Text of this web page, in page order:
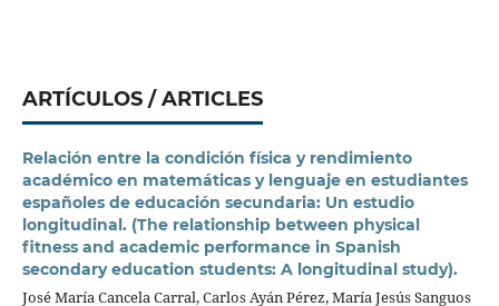
ARTÍCULOS / ARTICLES
Relación entre la condición física y rendimiento
académico en matemáticas y lenguaje en estudiantes
españoles de educación secundaria: Un estudio
longitudinal. (The relationship between physical
fitness and academic performance in Spanish
secondary education students: A longitudinal study).
José María Cancela Carral, Carlos Ayán Pérez, María Jesús Sanguos